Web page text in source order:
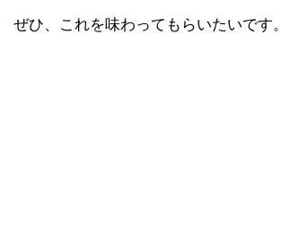
ぜひ、これを味わってもらいたいです。